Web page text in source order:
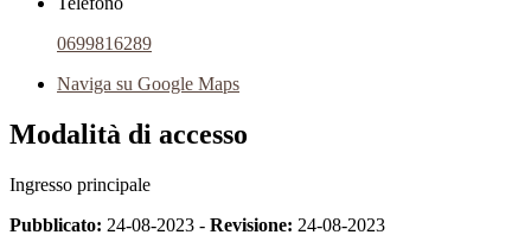
0699816289
Naviga su Google Maps
Modalità di accesso
Ingresso principale
Pubblicato: 24-08-2023 - Revisione: 24-08-2023